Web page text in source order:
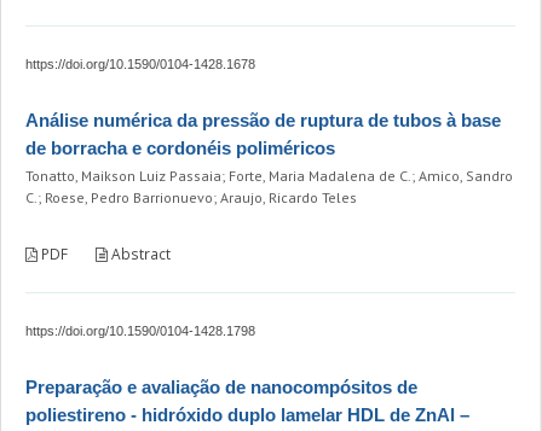
https://doi.org/10.1590/0104-1428.1678
Análise numérica da pressão de ruptura de tubos à base
de borracha e cordonéis poliméricos
Tonatto, Maikson Luiz Passaia; Forte, Maria Madalena de C.; Amico, Sandro
C.; Roese, Pedro Barrionuevo; Araujo, Ricardo Teles
PDF Abstract
https://doi.org/10.1590/0104-1428.1798
Preparação e avaliação de nanocompósitos de
poliestireno - hidróxido duplo lamelar HDL de ZnAl –